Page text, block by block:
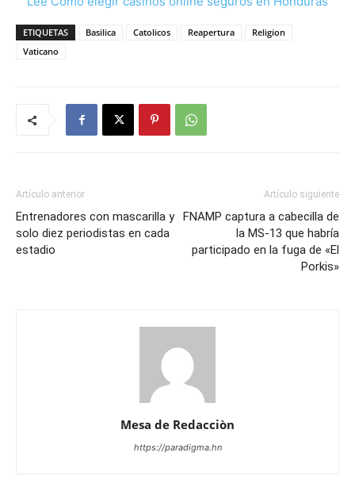
ETIQUETAS Basilica Catolicos Reapertura
Religion
Vaticano
Artículo anterior
Entrenadores con mascarilla y
solo diez periodistas en cada
estadio
Artículo siguiente
FNAMP captura a cabecilla de
la MS-13 que habría
participado en la fuga de «El
Porkis»
Mesa de Redacciòn
https://paradigma.hn